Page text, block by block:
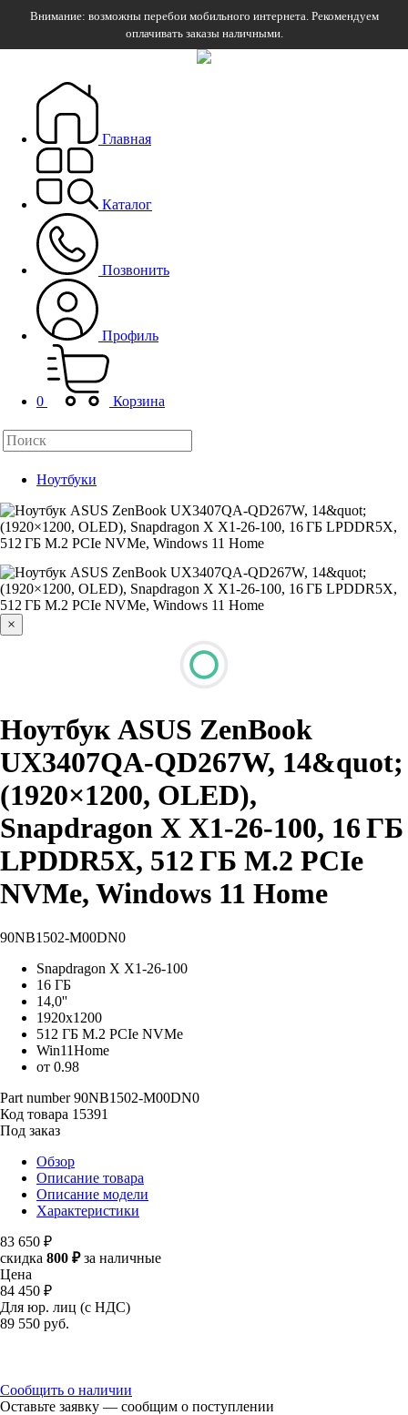
Внимание: возможны перебои мобильного интернета. Рекомендуем
оплачивать заказы наличными.
Главная
Каталог
Позвонить
Профиль
0 Корзина
Ноутбуки
×
Ноутбук ASUS ZenBook
UX3407QA-QD267W, 14&quot;
(1920×1200, OLED),
Snapdragon X X1-26-100, 16 ГБ
LPDDR5X, 512 ГБ M.2 PCIe
NVMe, Windows 11 Home
90NB1502-M00DN0
Snapdragon X X1-26-100
16 ГБ
14,0''
1920x1200
512 ГБ M.2 PCIe NVMe
Win11Home
от 0.98
Part number 90NB1502-M00DN0
Код товара 15391
Под заказ
Обзор
Описание товара
Описание модели
Характеристики
83 650 ₽
скидка 800 ₽за наличные
Цена
84 450 ₽
Для юр. лиц (с НДС)
89 550 руб.
Сообщить о наличии
Оставьте заявку — сообщим о поступлении